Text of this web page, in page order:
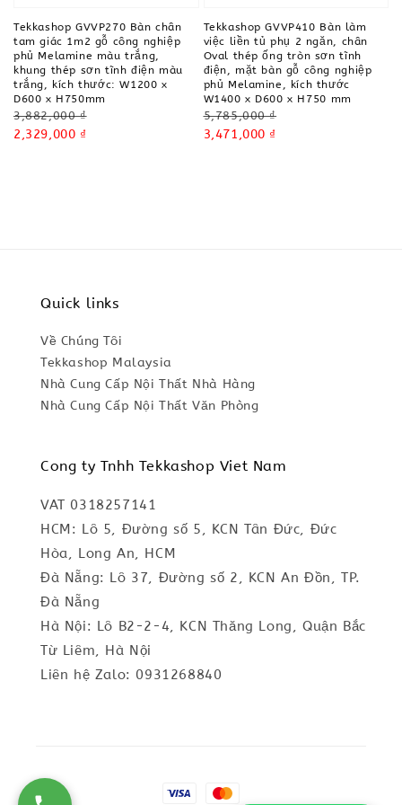
Tekkashop GVVP270 Bàn chân
tam giác 1m2 gỗ công nghiệp
phủ Melamine màu trắng,
khung thép sơn tĩnh điện màu
trắng, kích thước: W1200 x
D600 x H750mm
Regular
price
3,882,000 ₫
Sale
2,329,000 ₫
Tekkashop GVVP410 Bàn làm
việc liền tủ phụ 2 ngăn, chân
Oval thép ống tròn sơn tĩnh
điện, mặt bàn gỗ công nghiệp
phủ Melamine, kích thước
W1400 x D600 x H750 mm
Regular
price
5,785,000 ₫
Sale
3,471,000 ₫
Quick links
Về Chúng Tôi
Tekkashop Malaysia
Nhà Cung Cấp Nội Thất Nhà Hàng
Nhà Cung Cấp Nội Thất Văn Phòng
Cong ty Tnhh Tekkashop Viet Nam
VAT 0318257141
HCM: Lô 5, Đường số 5, KCN Tân Đức, Đức
Hòa, Long An, HCM
Đà Nẵng: Lô 37, Đường số 2, KCN An Đồn, TP.
Đà Nẵng
Hà Nội: Lô B2-2-4, KCN Thăng Long, Quận Bắc
Từ Liêm, Hà Nội
Liên hệ Zalo: 0931268840